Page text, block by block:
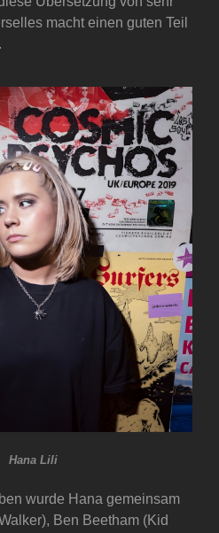
macht einen guten Teil
Hana Lili
wurde Hana gemeinsam
Ben Beetham (Kid